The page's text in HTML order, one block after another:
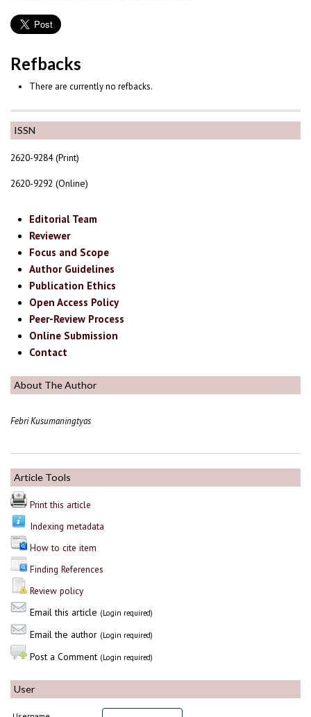
ISSN
2620-9284 (Print)
2620-9292 (Online)
Editorial Team
Reviewer
Focus and Scope
Author Guidelines
Publication Ethics
Open Access Policy
Peer-Review Process
Online Submission
Contact
About The Author
Febri Kusumaningtyas
Article Tools
Print this article
Indexing metadata
How to cite item
Finding References
Review policy
Email this article (Login required)
Email the author (Login required)
Post a Comment (Login required)
User
Refbacks
There are currently no refbacks.